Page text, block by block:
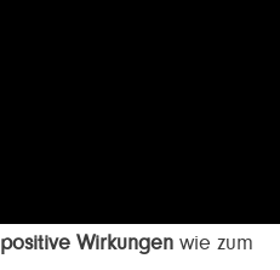
positive Wirkungen wie zum